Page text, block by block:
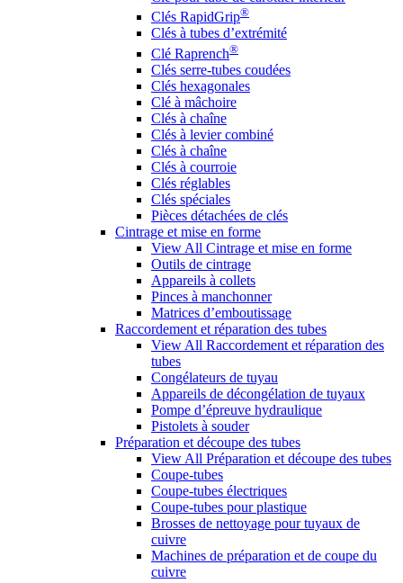
Clés RapidGrip®
Clés à tubes d’extrémité
Clé Raprench®
Clés serre-tubes coudées
Clés hexagonales
Clé à mâchoire
Clés à chaîne
Clés à levier combiné
Clés à chaîne
Clés à courroie
Clés réglables
Clés spéciales
Pièces détachées de clés
Cintrage et mise en forme
View All Cintrage et mise en forme
Outils de cintrage
Appareils à collets
Pinces à manchonner
Matrices d’emboutissage
Raccordement et réparation des tubes
View All Raccordement et réparation des
tubes
Congélateurs de tuyau
Appareils de décongélation de tuyaux
Pompe d’épreuve hydraulique
Pistolets à souder
Préparation et découpe des tubes
View All Préparation et découpe des tubes
Coupe-tubes
Coupe-tubes électriques
Coupe-tubes pour plastique
Brosses de nettoyage pour tuyaux de
cuivre
Machines de préparation et de coupe du
cuivre